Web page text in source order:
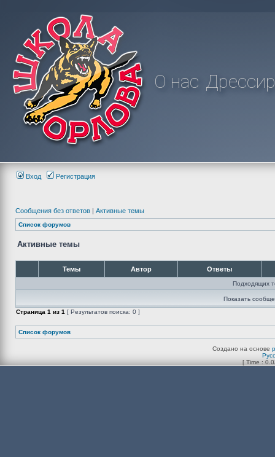
О нас
Вход Регистрация
Сообщения без ответов | Активные темы
Список форумов
Активные темы
Темы Автор Ответы
Подходящих
Показать
Страница 1 из 1 [ Результатов поиска: 0 ]
Список форумов
Создано на основе
[ Time :